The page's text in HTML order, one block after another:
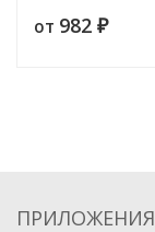
от 982 ₽
ПРИЛОЖЕНИЯ